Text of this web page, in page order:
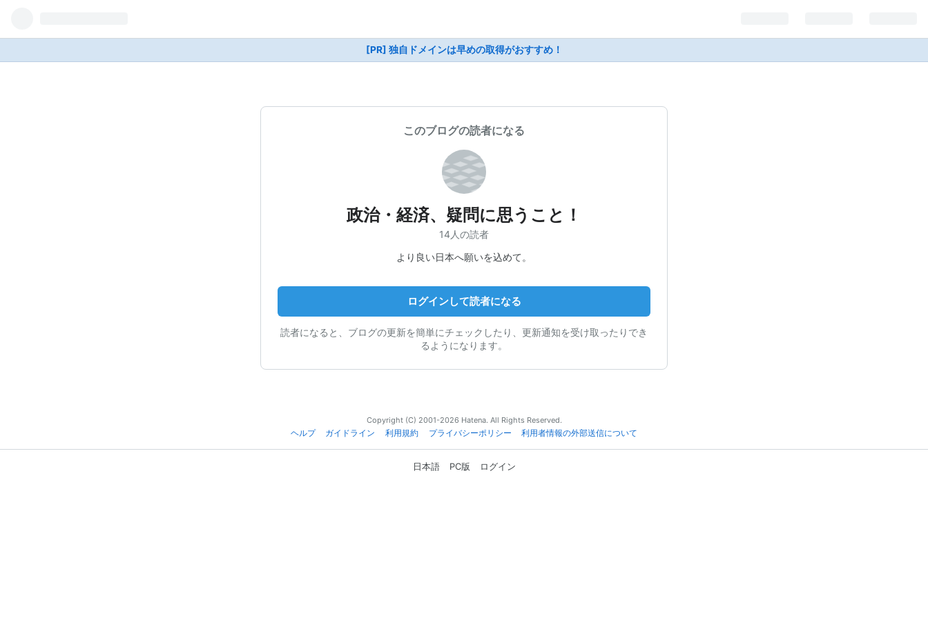
[PR] 独自ドメインは早めの取得がおすすめ！
このブログの読者になる
政治・経済、疑問に思うこと！
14人の読者
より良い日本へ願いを込めて。
ログインして読者になる
読者になると、ブログの更新を簡単にチェックしたり、更新通知を受け取ったりでき
るようになります。
Copyright (C) 2001-2026 Hatena. All Rights Reserved.
ヘルプ
ガイドライン 利用規約 プライバシーポリシー 利用者情報の外部送信について
日本語 PC版 ログイン